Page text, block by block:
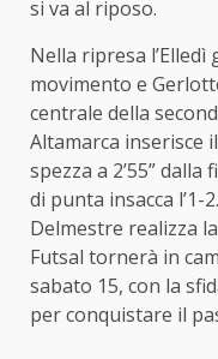
si va al riposo.
Nella ripresa
movimento e
centrale della
Altamarca inserisce
spezza a 2’55”
di punta insacca l’1-
Delmestre realizza
Futsal tornerà in
sabato 15, con la
per conquistare il